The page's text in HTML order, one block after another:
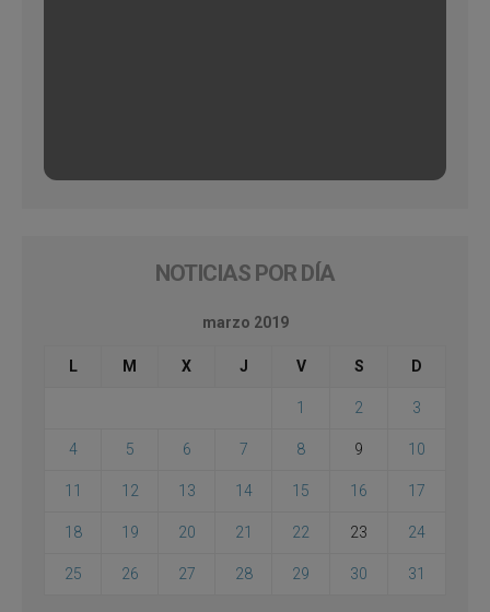
NOTICIAS POR DÍA
marzo 2019
L M X J V S D
1 2 3
4 5 6 7 8 9 10
11 12 13 14 15 16 17
18 19 20 21 22 23 24
25 26 27 28 29 30 31